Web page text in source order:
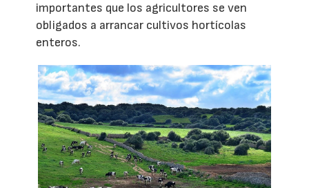
importantes que los agricultores se ven
obligados a arrancar cultivos hortícolas
enteros.